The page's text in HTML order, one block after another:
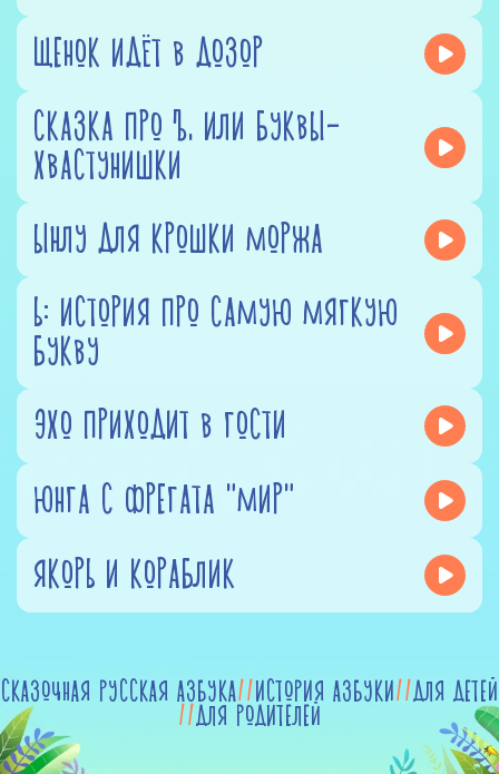
ЩЕНОК ИДЁТ В ДОЗОР
СКАЗКА ПРО Ъ, ИЛИ БУКВЫ-
ХВАСТУНИШКИ
ЫНЛУ ДЛЯ КРОШКИ МОРЖА
Ь: ИСТОРИЯ ПРО САМУЮ МЯГКУЮ
БУКВУ
ЭХО ПРИХОДИТ В ГОСТИ
ЮНГА С ФРЕГАТА "МИР"
ЯКОРЬ И КОРАБЛИК
СКАЗОЧНАЯ РУССКАЯ АЗБУКА// ИСТОРИЯ АЗБУКИ//ДЛЯ ДЕТЕЙ
//ДЛЯ РОДИТЕЛЕЙ